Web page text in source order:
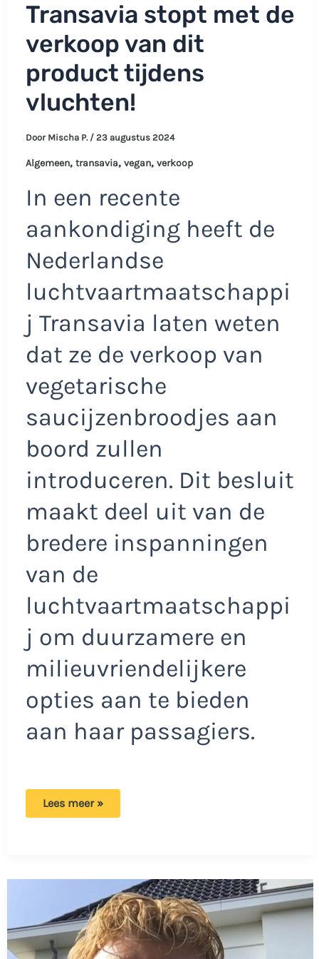
Transavia stopt met de
verkoop van dit
product tijdens
vluchten!
Door Mischa P. / 23 augustus 2024
Algemeen, transavia, vegan, verkoop
In een recente
aankondiging heeft de
Nederlandse
luchtvaartmaatschappi
j Transavia laten weten
dat ze de verkoop van
vegetarische
saucijzenbroodjes aan
boord zullen
introduceren. Dit besluit
maakt deel uit van de
bredere inspanningen
van de
luchtvaartmaatschappi
j om duurzamere en
milieuvriendelijkere
opties aan te bieden
aan haar passagiers.
Transavia
product
vluchten!
Lees meer »